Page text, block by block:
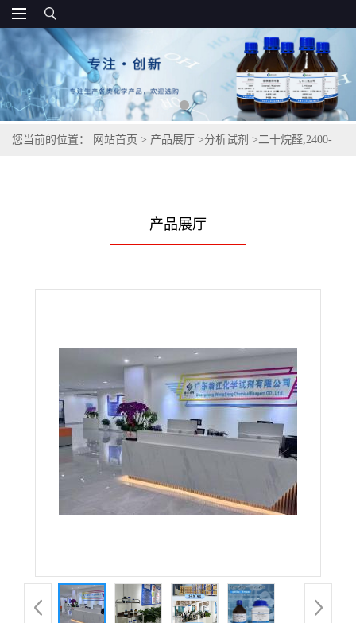
您当前的位置： 网站首页 > 产品展厅 >分析试剂 > 二十烷醛,2400-
产品展厅